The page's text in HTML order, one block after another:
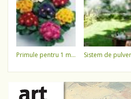
primule pentru 1 martie 3,5 lei / ghiveci !!!! sistem de pulverizare a